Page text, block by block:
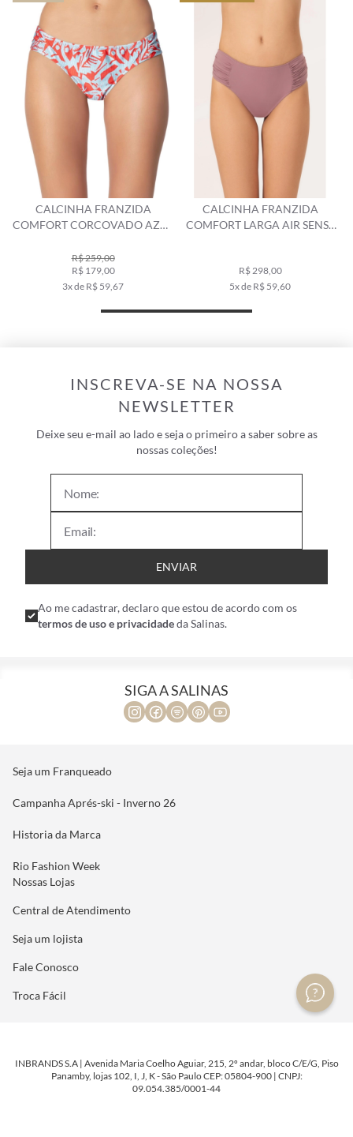
CALCINHA FRANZIDA
COMFORT CORCOVADO AZUL
R$ 259,00
R$ 179,00
3x de R$ 59,67
CALCINHA FRANZIDA
COMFORT LARGA AIR SENSE
R$ 298,00
5x de R$ 59,60
INSCREVA-SE NA NOSSA
NEWSLETTER
Deixe seu e-mail ao lado e seja o primeiro a saber sobre as
nossas coleções!
ENVIAR
Ao me cadastrar, declaro que estou de acordo com os
termos de uso e privacidadeda Salinas.
SIGA A SALINAS
Seja um Franqueado
Campanha Aprés-ski - Inverno 26
Historia da Marca
Rio Fashion Week
Nossas Lojas
Central de Atendimento
Seja um lojista
Fale Conosco
Troca Fácil
INBRANDS S.A | Avenida Maria Coelho Aguiar, 215, 2º andar, bloco C/E/G, Piso
Panamby, lojas 102, I, J, K - São Paulo CEP: 05804-900 | CNPJ:
09.054.385/0001-44